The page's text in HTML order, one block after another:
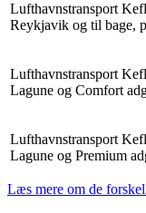
Lufthavnstransport
Reykjavik og til bage,
Lufthavnstransport
Lagune og Comfort
Lufthavnstransport
Lagune og Premium
Læs mere om de